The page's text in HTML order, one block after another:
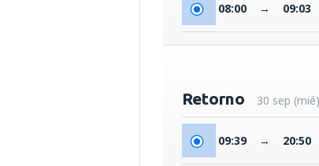
08:00 → 09:03
Retorno 30 sep (mié)
09:39 → 20:50